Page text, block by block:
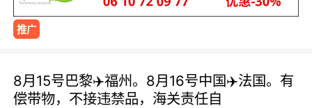
推广
8月15号巴黎✈️福州。8月16号中国✈️法国。有
偿带物，不接违禁品，海关责任自